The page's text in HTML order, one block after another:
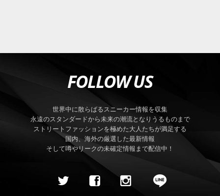
FOLLOW US
世界中に散らばるスニーカー情報を収集
永遠のスタンダードから未来の潮流となりうるものまで
ストリートファッションを極めた大人たちが満足する
国内、海外の厳選した最新情報
そして噂やリークの未確定情報まで配信中！